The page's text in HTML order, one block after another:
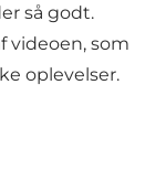
så godt.
videoen, som
oplevelser.